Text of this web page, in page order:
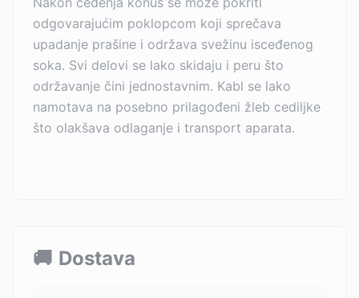
odgovarajućim poklopcom koji sprečava
upadanje prašine i održava svežinu isceđenog
soka. Svi delovi se lako skidaju i peru što
održavanje čini jednostavnim. Kabl se lako
namotava na posebno prilagođeni žleb cediljke
što olakšava odlaganje i transport aparata.
🚚 Dostava